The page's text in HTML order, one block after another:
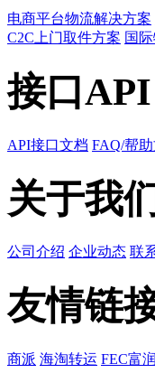
电商平台物流解决方案
C2C上门取件方案 国
接口API
API接口文档 FAQ/帮
关于我们
公司介绍 企业动态 联
友情链
商派 海淘转运 FEC富